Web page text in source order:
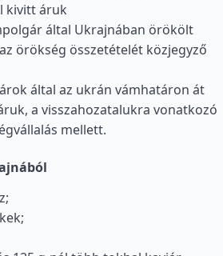
kivitt áruk
által Ukrajnában örökölt
örökség összetételét közjegyző
által az ukrán vámhatáron át
a visszahozatalukra vonatkozó
mellett.